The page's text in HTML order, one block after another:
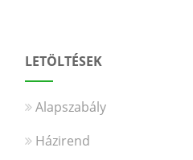
LETÖLTÉSEK
Alapszabály
Házirend